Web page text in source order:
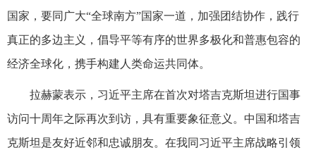
国家，要同广大“全球南方”国家一道，加强团结协作，践行
真正的多边主义，倡导平等有序的世界多极化和普惠包容的
经济全球化，携手构建人类命运共同体。
拉赫蒙表示，习近平主席在首次对塔吉克斯坦进行国事
访问十周年之际再次到访，具有重要象征意义。中国和塔吉
克斯坦是友好近邻和忠诚朋友。在我同习近平主席战略引领